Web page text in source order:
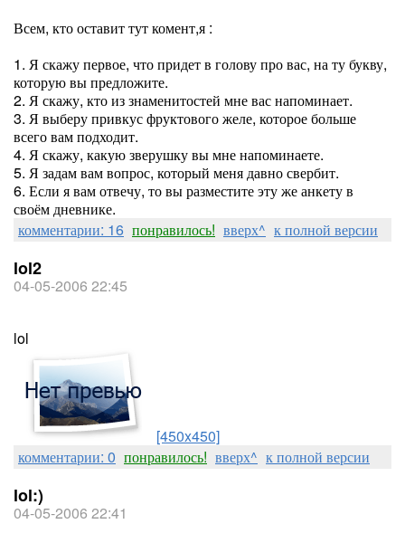
Всем, кто оставит тут комент,я :
1. Я скажу первое, что придет в голову про вас, на ту букву,
которую вы предложите.
2. Я скажу, кто из знаменитостей мне вас напоминает.
3. Я выберу привкус фруктового желе, которое больше
всего вам подходит.
4. Я скажу, какую зверушку вы мне напоминаете.
5. Я задам вам вопрос, который меня давно свербит.
6. Если я вам отвечу, то вы разместите эту же анкету в
своём дневнике.
комментарии: 16 понравилось! вверх^ к полной версии
lol2
04-05-2006 22:45
lol
[450x450]
комментарии: 0 понравилось! вверх^ к полной версии
lol:)
04-05-2006 22:41